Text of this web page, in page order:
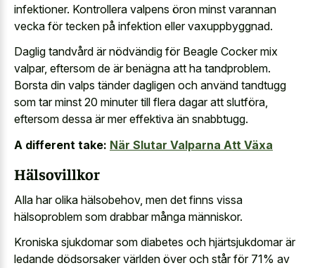
infektioner. Kontrollera valpens öron minst varannan
vecka för tecken på infektion eller vaxuppbyggnad.
Daglig tandvård är nödvändig för Beagle Cocker mix
valpar, eftersom de är benägna att ha tandproblem.
Borsta din valps tänder dagligen och använd tandtugg
som tar minst 20 minuter till flera dagar att slutföra,
eftersom dessa är mer effektiva än snabbtugg.
A different take: När Slutar Valparna Att Växa
Hälsovillkor
Alla har olika hälsobehov, men det finns vissa
hälsoproblem som drabbar många människor.
Kroniska sjukdomar som diabetes och hjärtsjukdomar är
ledande dödsorsaker världen över och står för 71% av